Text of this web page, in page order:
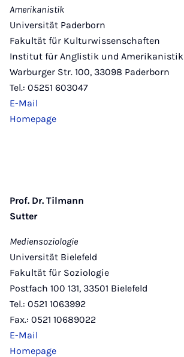
Amerikanistik
Universität Paderborn
Fakultät für Kulturwissenschaften
Institut für Anglistik und Amerikanistik
Warburger Str. 100, 33098 Paderborn
Tel.: 05251 603047
E-Mail
Homepage
Prof. Dr. Tilmann
Sutter
Mediensoziologie
Universität Bielefeld
Fakultät für Sozio­logie
Postfach 100 131, 33501 Bielefeld
Tel.: 0521 1063992
Fax.: 0521 10689022
E-Mail
Homepage